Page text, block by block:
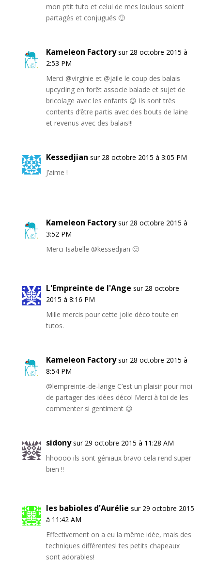
mon p’tit tuto et celui de mes loulous soient
partagés et conjugués 🙂
Kameleon Factory sur 28 octobre 2015 à
2:53 PM
Merci @virginie et @jaile le coup des balais
upcycling en forêt associe balade et sujet de
bricolage avec les enfants 😉 Ils sont très
contents d’être partis avec des bouts de laine
et revenus avec des balais!!!
Kessedjian sur 28 octobre 2015 à 3:05 PM
J’aime !
Kameleon Factory sur 28 octobre 2015 à
3:52 PM
Merci Isabelle @kessedjian 🙂
L'Empreinte de l'Ange sur 28 octobre
2015 à 8:16 PM
Mille mercis pour cette jolie déco toute en
tutos.
Kameleon Factory sur 28 octobre 2015 à
8:54 PM
@lempreinte-de-lange C’est un plaisir pour moi
de partager des idées déco! Merci à toi de les
commenter si gentiment 😉
sidony sur 29 octobre 2015 à 11:28 AM
hhoooo ils sont géniaux bravo cela rend super
bien !!
les babioles d'Aurélie sur 29 octobre 2015
à 11:42 AM
Effectivement on a eu la même idée, mais des
techniques différentes! tes petits chapeaux
sont adorables!